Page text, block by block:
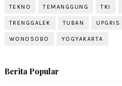
TEKNO TEMANGGUNG TKI
TRENGGALEK TUBAN UPGRIS
WONOSOBO YOGYAKARTA
Berita Popular